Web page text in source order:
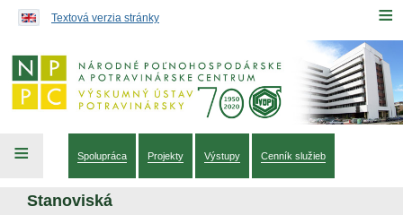
≡
Textová verzia stránky
≡ Spolupráca Projekty Výstupy Cenník služieb
Stanoviská